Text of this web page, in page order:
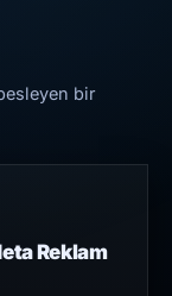
bir
Reklam